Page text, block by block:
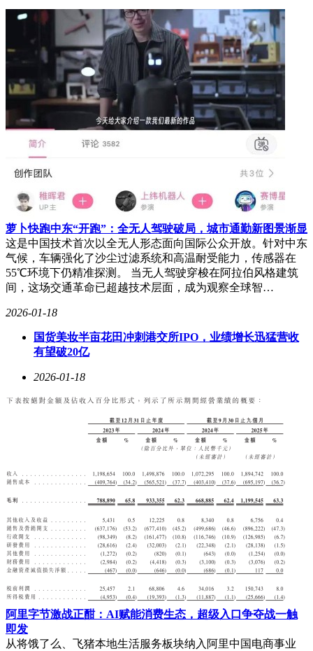
萝卜快跑中东“开跑”：全无人驾驶破局，城市通勤新图景渐显
这是中国技术首次以全无人形态面向国际公众开放。针对中东
气候，车辆强化了沙尘过滤系统和高温耐受能力，传感器在
55℃环境下仍精准探测。 当无人驾驶穿梭在阿拉伯风格建筑
间，这场交通革命已超越技术层面，成为观察全球智…
2026-01-18
国货美妆半亩花田冲刺港交所IPO，业绩增长迅猛营收
有望破20亿
2026-01-18
阿里字节激战正酣：AI赋能消费生态，超级入口争夺战一触
即发
从将饿了么、飞猪本地生活服务板块纳入阿里中国电商事业